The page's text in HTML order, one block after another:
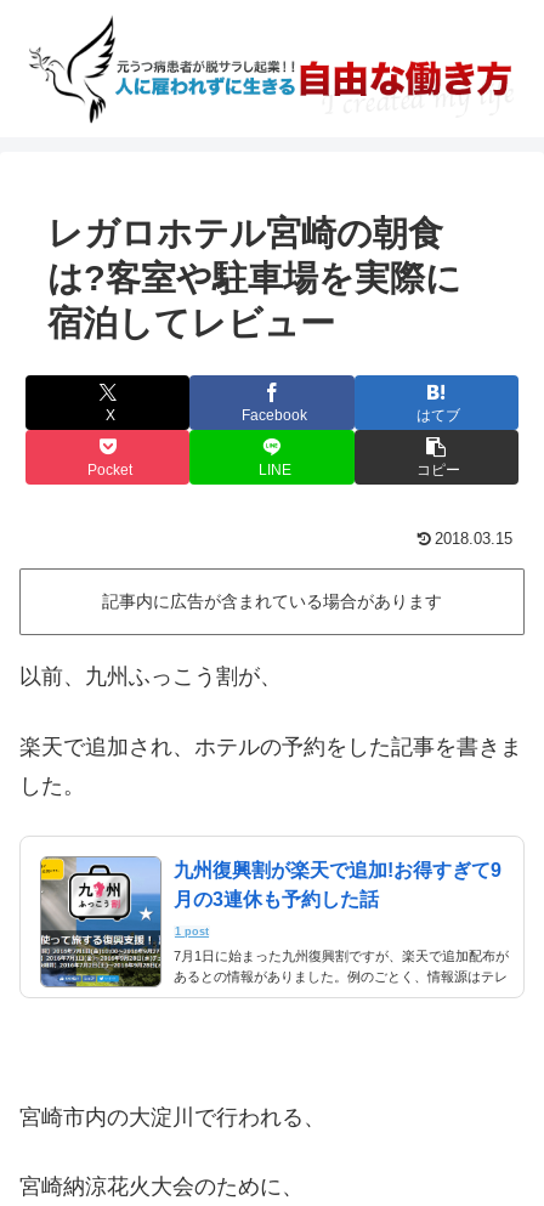
レガロホテル宮崎の朝食
は?客室や駐車場を実際に
宿泊してレビュー
X Facebook はてブ
Pocket LINE コピー
2018.03.15
記事内に広告が含まれている場合があります
以前、九州ふっこう割が、
楽天で追加され、ホテルの予約をした記事を書きま
した。
九州復興割が楽天で追加!お得すぎて9
月の3連休も予約した話
1 post
7月1日に始まった九州復興割ですが、楽天で追加配布が
あるとの情報がありました。例のごとく、情報源はテレ
ビをよく見ている、僕の彼女さんからの情報です(笑)ニ
予約をしていたものの、 宮崎納涼花火大会会場から遠い
宮崎市内の大淀川で行われる、
宮崎納涼花火大会のために、